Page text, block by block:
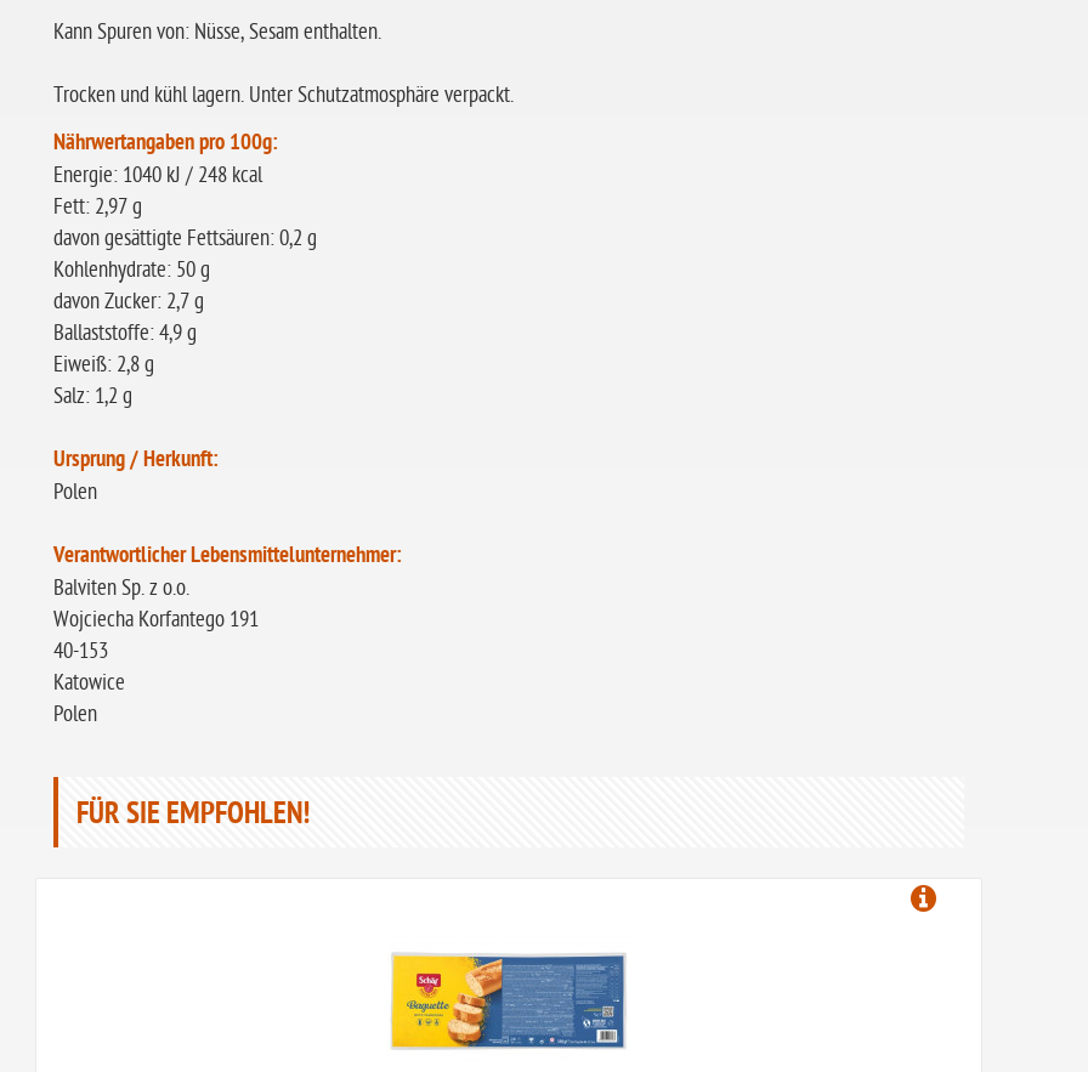
Kann Spuren von: Nüsse, Sesam enthalten.
Trocken und kühl lagern. Unter Schutzatmosphäre verpackt.
Nährwertangaben pro 100g:
Energie: 1040 kJ / 248 kcal
Fett: 2,97 g
davon gesättigte Fettsäuren: 0,2 g
Kohlenhydrate: 50 g
davon Zucker: 2,7 g
Ballaststoffe: 4,9 g
Eiweiß: 2,8 g
Salz: 1,2 g
Ursprung / Herkunft:
Polen
Verantwortlicher Lebensmittelunternehmer:
Balviten Sp. z o.o.
Wojciecha Korfantego 191
40-153
Katowice
Polen
FÜR SIE EMPFOHLEN!